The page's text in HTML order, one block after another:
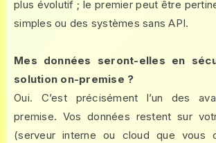
plus évolutif ; le premier peut être
simples ou des systèmes sans API.
Mes données seront-elles en
solution on-premise ?
Oui. C’est précisément l’un des
premise. Vos données restent sur
(serveur interne ou cloud que vous